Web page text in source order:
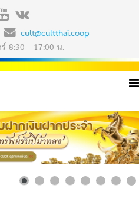
cult@cultthai.coop
8:30 - 17:00 น.